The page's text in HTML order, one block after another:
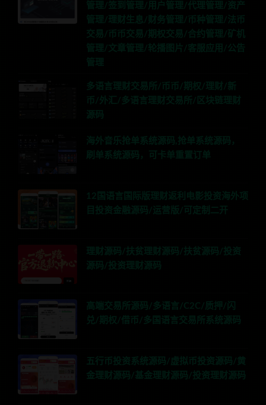
管理/签到管理/用户管理/代理管理/资产
管理/理财生息/财务管理/币种管理/法币
交易/币币交易/期权交易/合约管理/矿机
管理/文章管理/轮播图片/客服应用/公告
管理
多语言理财交易所/币币/期权/理财/新
币/外汇/多语言理财交易所/区块链理财
源码
海外音乐抢单系统源码,抢单系统源码，
刷单系统源码，可卡单重置订单
12国语言国际版理财返利电影投资海外项
目投资金融源码/运营版/可定制二开
理财源码/扶贫理财源码/扶贫源码/投资
源码/投资理财源码
高端交易所源码/多语言/C2C/质押/闪
兑/期权/借币/多国语言交易所系统源码
五行币投资系统源码/虚拟币投资源码/黄
金理财源码/基金理财源码/投资理财源码